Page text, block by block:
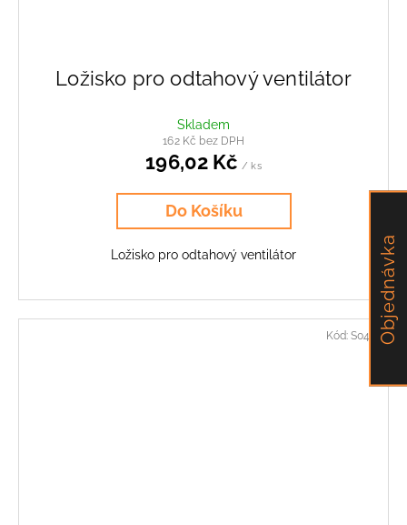
Ložisko pro odtahový ventilátor
Skladem
162 Kč bez DPH
196,02 Kč / ks
Do Košíku
Ložisko pro odtahový ventilátor
Kód: S0411 Objednávka